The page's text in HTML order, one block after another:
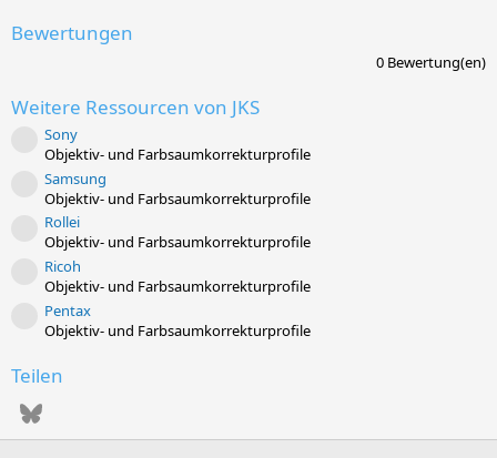
g
Bewertungen
0
e
n
(
)
0 Bewertung(en)
Weitere Ressourcen von JKS
Ressourcen-Icon
Sony
Objektiv- und Farbsaumkorrekturprofile
Ressourcen-Icon
Samsung
Objektiv- und Farbsaumkorrekturprofile
Ressourcen-Icon
Rollei
Objektiv- und Farbsaumkorrekturprofile
Ressourcen-Icon
Ricoh
Objektiv- und Farbsaumkorrekturprofile
Ressourcen-Icon
Pentax
Objektiv- und Farbsaumkorrekturprofile
Teilen
Bluesky